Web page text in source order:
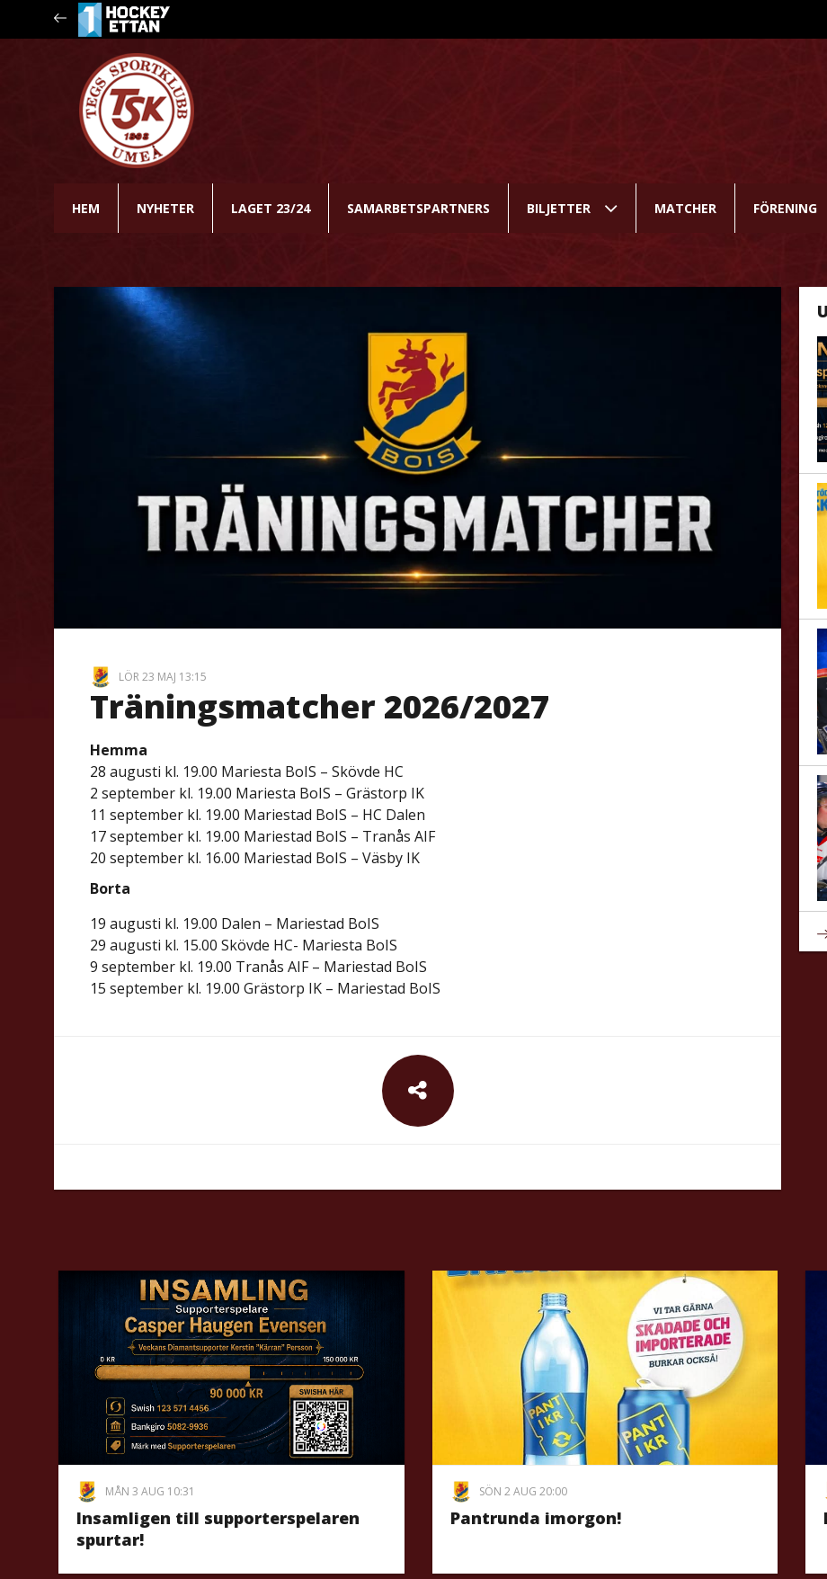
HEM NYHETER LAGET 23/24 SAMARBETSPARTNERS BILJETTER MATCHER FÖRENING
LÖR 23 MAJ 13:15
Träningsmatcher 2026/2027
Hemma
28 augusti kl. 19.00 Mariesta BoIS – Skövde HC
2 september kl. 19.00 Mariesta BoIS – Grästorp IK
11 september kl. 19.00 Mariestad BoIS – HC Dalen
17 september kl. 19.00 Mariestad BoIS – Tranås AIF
20 september kl. 16.00 Mariestad BoIS – Väsby IK
Borta
19 augusti kl. 19.00 Dalen – Mariestad BoIS
29 augusti kl. 15.00 Skövde HC- Mariesta BoIS
9 september kl. 19.00 Tranås AIF – Mariestad BoIS
15 september kl. 19.00 Grästorp IK – Mariestad BoIS
MÅN 3 AUG 10:31
Insamligen till supporterspelaren
spurtar!
SÖN 2 AUG 20:00
Pantrunda imorgon!